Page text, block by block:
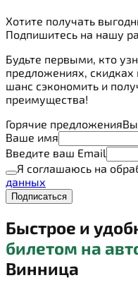
Хотите получать
Подпишитесь на нашу
Будьте первыми, кто
предложениях, скидках
шанс сэкономить и
преимущества!
Горячие предложения
Ваше имя
Введите ваш Email
Я соглашаюсь на
данных
Подписаться
Быстрое и
билетом на
Винница